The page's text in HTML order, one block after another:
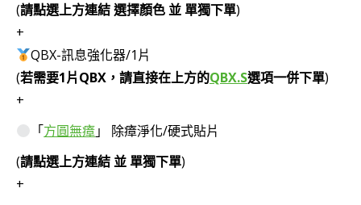
(請點選上方連結 選擇顏色 並 單獨下單)
+
QBX-訊息強化器/1片
(若需要1片QBX，請直接在上方的QBX.S選項一併下單)
+
「方圓無瘴」 除瘴淨化/硬式貼片
(請點選上方連結 並 單獨下單)
+